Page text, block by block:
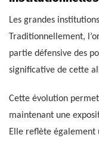
Les grandes
Traditionnellement,
partie défensive des
significative de cette
Cette évolution
maintenant une
Elle reflète